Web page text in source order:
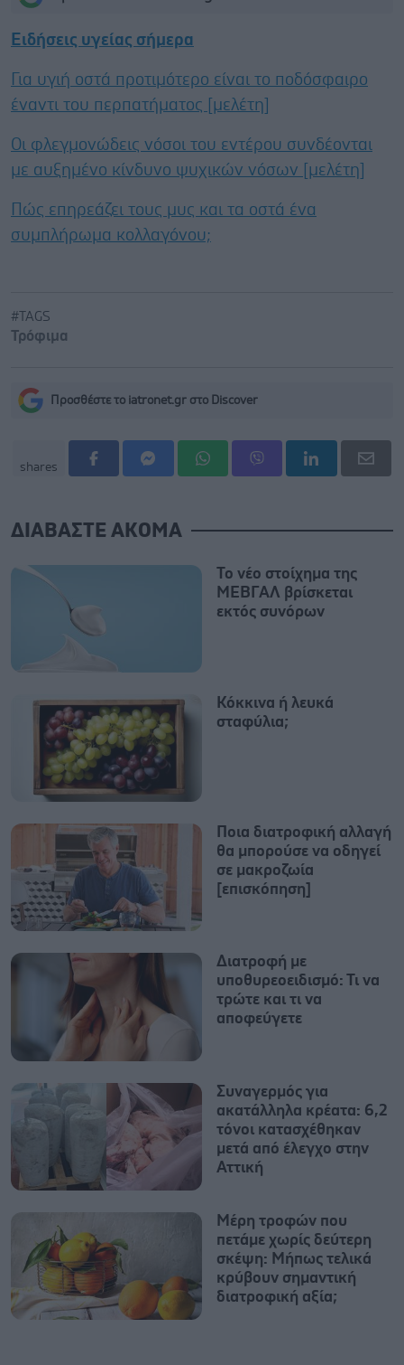
Ειδήσεις υγείας σήμερα
Για υγιή οστά προτιμότερο είναι το ποδόσφαιρο
έναντι του περπατήματος [μελέτη]
Οι φλεγμονώδεις νόσοι του εντέρου συνδέονται
με αυξημένο κίνδυνο ψυχικών νόσων [μελέτη]
Πώς επηρεάζει τους μυς και τα οστά ένα
συμπλήρωμα κολλαγόνου;
#TAGS
Τρόφιμα
Προσθέστε το iatronet.gr στο Discover
shares
ΔΙΑΒΑΣΤΕ ΑΚΟΜΑ
Το νέο στοίχημα της
ΜΕΒΓΑΛ βρίσκεται
εκτός συνόρων
Κόκκινα ή λευκά
σταφύλια;
Ποια διατροφική αλλαγή
θα μπορούσε να οδηγεί
σε μακροζωία
[επισκόπηση]
Διατροφή με
υποθυρεοειδισμό: Τι να
τρώτε και τι να
αποφεύγετε
Συναγερμός για
ακατάλληλα κρέατα: 6,2
τόνοι κατασχέθηκαν
μετά από έλεγχο στην
Αττική
Μέρη τροφών που
πετάμε χωρίς δεύτερη
σκέψη: Μήπως τελικά
κρύβουν σημαντική
διατροφική αξία;